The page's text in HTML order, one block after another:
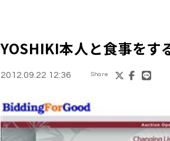
YOSHIKI本人と食事をす
2012.09.22 12:36 Share